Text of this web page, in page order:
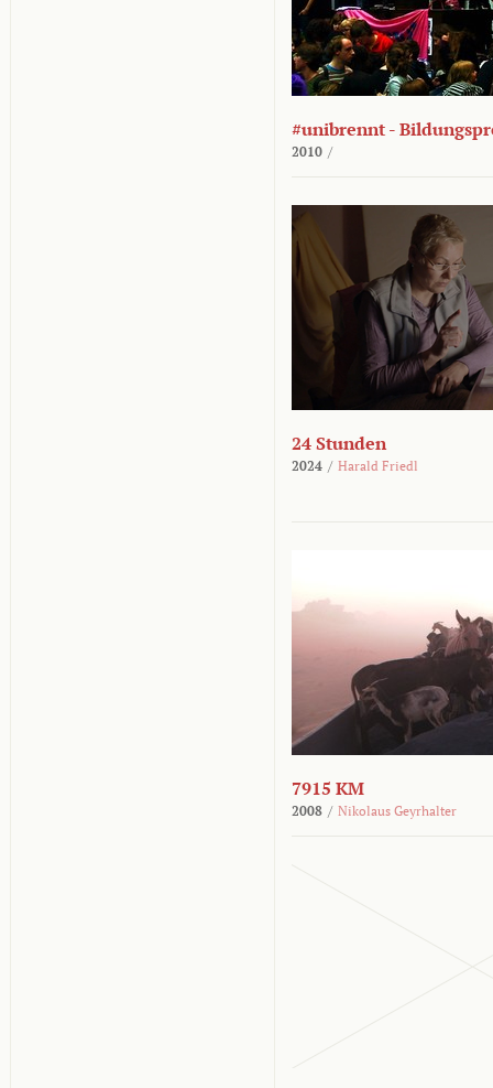
#unibrennt -
2010 /
24 Stunden
2024 / Harald Friedl
7915 KM
2008 / Nikolaus Geyrhalter